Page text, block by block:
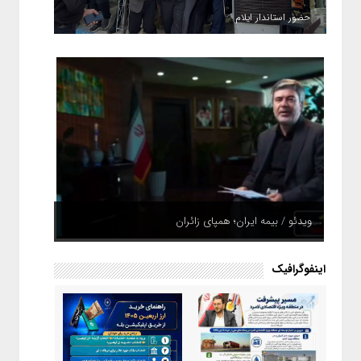
حضور استاندار ایلام
ویدئو / بیمه ایران؛ همپای زائران
اینفوگرافیک